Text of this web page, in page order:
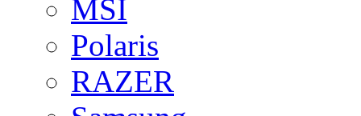
MSI
Polaris
RAZER